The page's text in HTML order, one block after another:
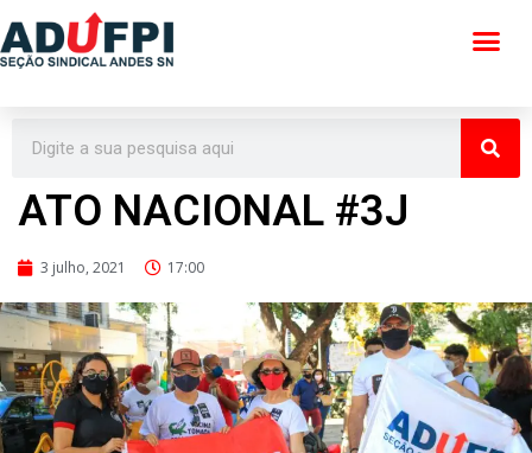
Pular
conteúdo
ATO NACIONAL #3J
3 julho, 2021 17:00